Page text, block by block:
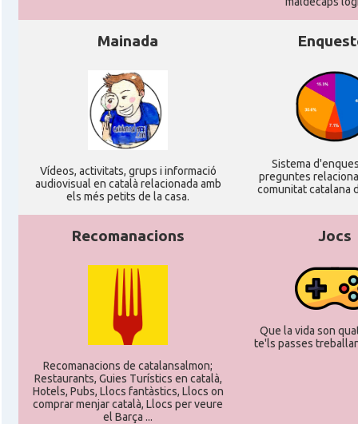
CAMON Catalans a MANNHEIM
CAMON Catalans a MÜNCHEN
CAMON Catalans a NURNBERG
Catalans a ROSTOCK
Catalans a Stuttgart
CAMON Catalans a TRIER
Mainada
Ví­deos, activitats, grups i informació
audiovisual en català relacionada amb
els més petits de la casa.
Sistema
preguntes
comunitat catalana
Recomanacions
Recomanacions de catalansalmon;
Restaurants, Guies Turístics en català,
Hotels, Pubs, Llocs fantàstics, Llocs on
comprar menjar català, Llocs per veure
el Barça ...
Jocs
Que la vida son
te'ls passes